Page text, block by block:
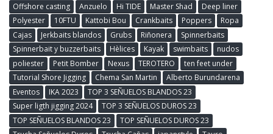
Offshore casting
Anzuelo Hi TIDE Master Shad
Deep liner
Polyester
10FTU Kattobi Bou Crankbaits Poppers
Ropa
Cajas
Jerkbaits blandos Grubs Riñonera
Spinnerbaits
Spinnerbait y buzzerbaits
Hèlices Kayak swimbaits
nudos
poliester
Petit Bomber Nexus TEROTERO
ten feet under
Tutorial Shore Jigging
Chema San Martin
Alberto Burundarena
Eventos
IKA 2023
TOP 3 SEÑUELOS BLANDOS 23
Super ligth jigging 2024
TOP 3 SEÑUELOS DUROS 23
TOP SEÑUELOS BLANDOS 23
TOP SEÑUELOS DUROS 23